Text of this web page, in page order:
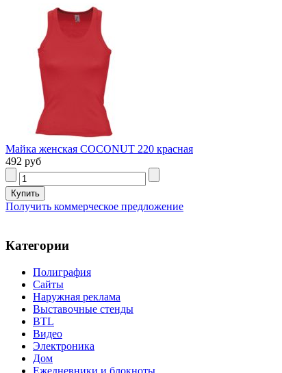
Майка женская COCONUT 220 красная
492 руб
Получить коммерческое предложение
Категории
Полиграфия
Сайты
Наружная реклама
Выставочные стенды
BTL
Видео
Электроника
Дом
Ежедневники и блокноты